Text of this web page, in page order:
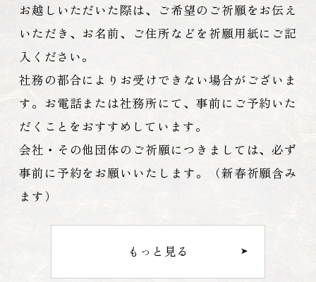
お越しいただいた際は、ご希望のご祈願をお伝え
いただき、お名前、ご住所などを祈願用紙にご記
入ください。
社務の都合によりお受けできない場合がございま
す。お電話または社務所にて、事前にご予約いた
だくことをおすすめしています。
会社・その他団体のご祈願につきましては、必ず
事前に予約をお願いいたします。（新春祈願含み
ます）
もっと見る